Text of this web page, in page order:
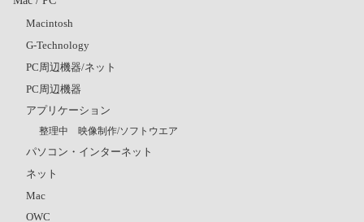
Macintosh
G-Technology
PC周辺機器/ネット
PC周辺機器
アプリケーション
整理中 映像制作/ソフトウエア
パソコン・インターネット
ネット
Mac
OWC